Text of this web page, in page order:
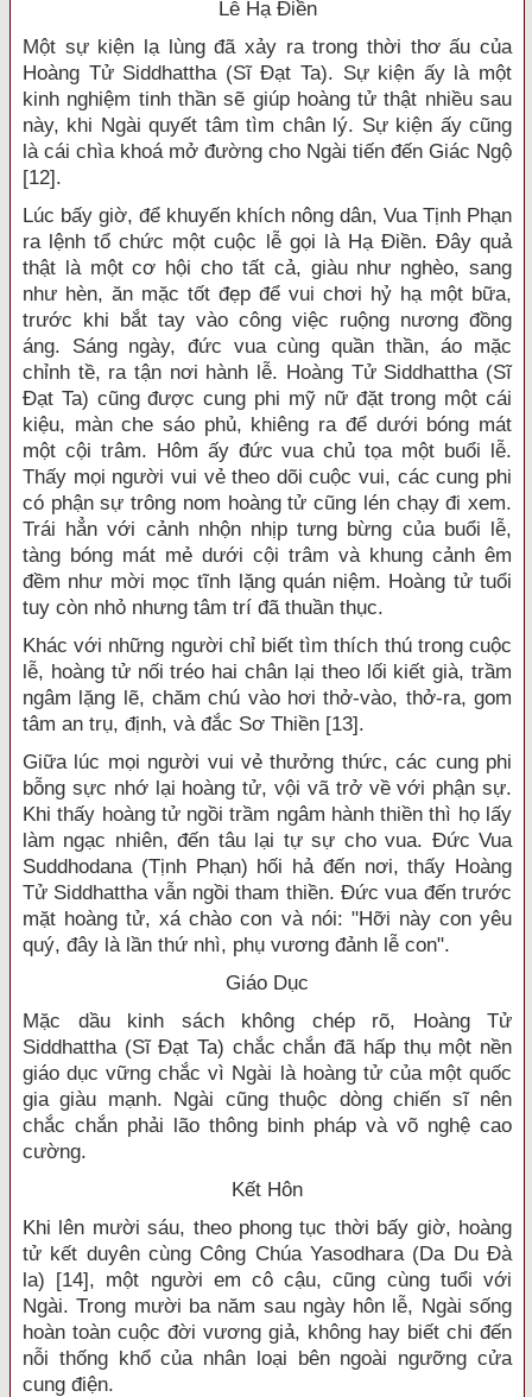
Lễ Hạ Điền
Một sự kiện lạ lùng đã xảy ra trong thời thơ ấu của
Hoàng Tử Siddhattha (Sĩ Đạt Ta). Sự kiện ấy là một
kinh nghiệm tinh thần sẽ giúp hoàng tử thật nhiều sau
này, khi Ngài quyết tâm tìm chân lý. Sự kiện ấy cũng
là cái chìa khoá mở đường cho Ngài tiến đến Giác Ngộ
[12].
Lúc bấy giờ, để khuyến khích nông dân, Vua Tịnh Phạn
ra lệnh tổ chức một cuộc lễ gọi là Hạ Điền. Đây quả
thật là một cơ hội cho tất cả, giàu như nghèo, sang
như hèn, ăn mặc tốt đẹp để vui chơi hỷ hạ một bữa,
trước khi bắt tay vào công việc ruộng nương đồng
áng. Sáng ngày, đức vua cùng quần thần, áo mặc
chỉnh tề, ra tận nơi hành lễ. Hoàng Tử Siddhattha (Sĩ
Đạt Ta) cũng được cung phi mỹ nữ đặt trong một cái
kiệu, màn che sáo phủ, khiêng ra để dưới bóng mát
một cội trâm. Hôm ấy đức vua chủ tọa một buổi lễ.
Thấy mọi người vui vẻ theo dõi cuộc vui, các cung phi
có phận sự trông nom hoàng tử cũng lén chạy đi xem.
Trái hẳn với cảnh nhộn nhịp tưng bừng của buổi lễ,
tàng bóng mát mẻ dưới cội trâm và khung cảnh êm
đềm như mời mọc tĩnh lặng quán niệm. Hoàng tử tuổi
tuy còn nhỏ nhưng tâm trí đã thuần thục.
Khác với những người chỉ biết tìm thích thú trong cuộc
lễ, hoàng tử nối tréo hai chân lại theo lối kiết già, trầm
ngâm lặng lẽ, chăm chú vào hơi thở-vào, thở-ra, gom
tâm an trụ, định, và đắc Sơ Thiền [13].
Giữa lúc mọi người vui vẻ thưởng thức, các cung phi
bỗng sực nhớ lại hoàng tử, vội vã trở về với phận sự.
Khi thấy hoàng tử ngồi trầm ngâm hành thiền thì họ lấy
làm ngạc nhiên, đến tâu lại tự sự cho vua. Đức Vua
Suddhodana (Tịnh Phạn) hối hả đến nơi, thấy Hoàng
Tử Siddhattha vẫn ngồi tham thiền. Đức vua đến trước
mặt hoàng tử, xá chào con và nói: "Hỡi này con yêu
quý, đây là lần thứ nhì, phụ vương đảnh lễ con".
Giáo Dục
Mặc dầu kinh sách không chép rõ, Hoàng Tử
Siddhattha (Sĩ Đạt Ta) chắc chắn đã hấp thụ một nền
giáo dục vững chắc vì Ngài là hoàng tử của một quốc
gia giàu mạnh. Ngài cũng thuộc dòng chiến sĩ nên
chắc chắn phải lão thông binh pháp và võ nghệ cao
cường.
Kết Hôn
Khi lên mười sáu, theo phong tục thời bấy giờ, hoàng
tử kết duyên cùng Công Chúa Yasodhara (Da Du Đà
la) [14], một người em cô cậu, cũng cùng tuổi với
Ngài. Trong mười ba năm sau ngày hôn lễ, Ngài sống
hoàn toàn cuộc đời vương giả, không hay biết chi đến
nỗi thống khổ của nhân loại bên ngoài ngưỡng cửa
cung điện.